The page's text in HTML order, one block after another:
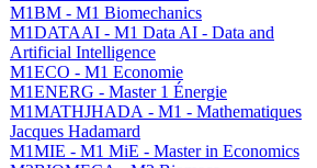
M1BM - M1 Biomechanics
M1DATAAI - M1 Data AI - Data and
Artificial Intelligence
M1ECO - M1 Economie
M1ENERG - Master 1 Énergie
M1MATHJHADA - M1 - Mathematiques
Jacques Hadamard
M1MIE - M1 MiE - Master in Economics